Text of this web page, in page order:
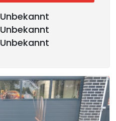
Unbekannt
Unbekannt
Unbekannt